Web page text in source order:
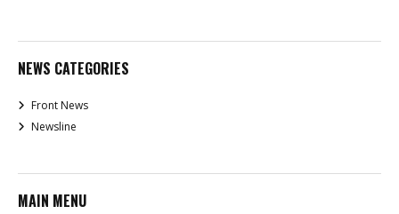
NEWS CATEGORIES
Front News
Newsline
MAIN MENU